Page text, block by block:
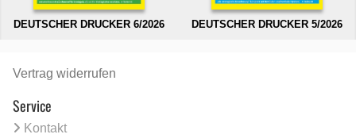
DEUTSCHER DRUCKER 6/2026 DEUTSCHER DRUCKER 5/2026
Vertrag widerrufen
Service
Kontakt